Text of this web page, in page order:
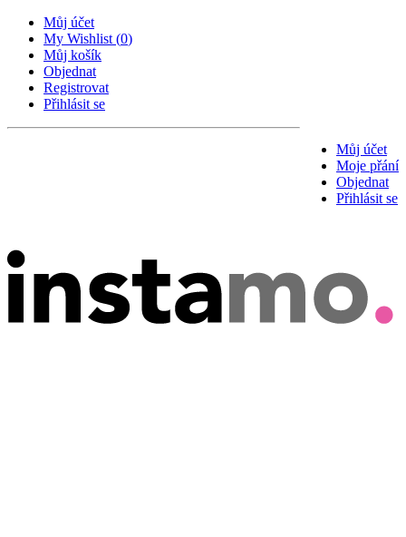
Můj účet
My Wishlist (0)
Můj košík
Objednat
Registrovat
Přihlásit se
Můj účet
Moje přání
Objednat
Přihlásit se